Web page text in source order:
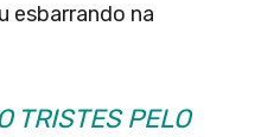
esbarrando na
TRISTES PELO